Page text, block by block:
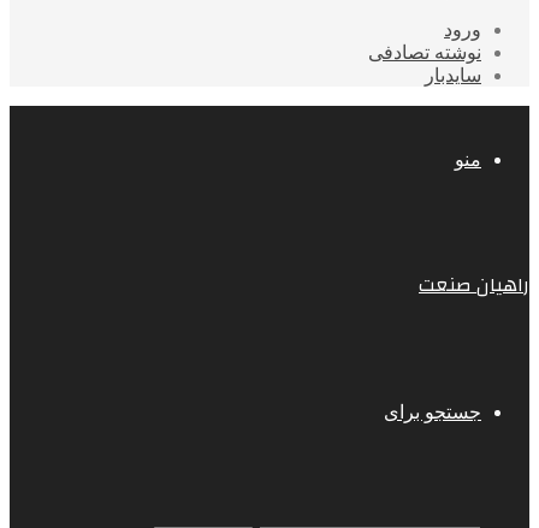
ورود
نوشته تصادفی
سایدبار
منو
راهیان صنعت
جستجو برای